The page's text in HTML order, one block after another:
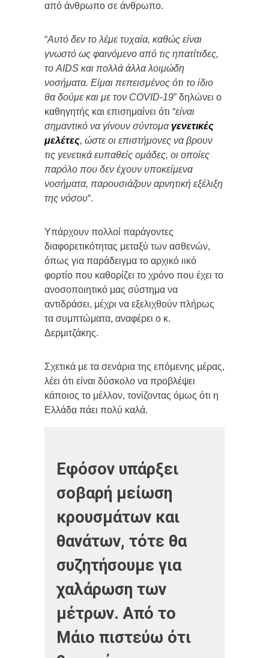
από άνθρωπο σε άνθρωπο.
“Αυτό δεν το λέμε τυχαία, καθώς είναι
γνωστό ως φαινόμενο από τις ηπατίτιδες,
το AIDS και πολλά άλλα λοιμώδη
νοσήματα. Είμαι πεπεισμένος ότι το ίδιο
θα δούμε και με τον COVID-19” δηλώνει ο
καθηγητής και επισημαίνει ότι “είναι
σημαντικό να γίνουν σύντομα γενετικές
μελέτες, ώστε οι επιστήμονες να βρουν
τις γενετικά ευπαθείς ομάδες, οι οποίες
παρόλο που δεν έχουν υποκείμενα
νοσήματα, παρουσιάζουν αρνητική εξέλιξη
της νόσου“.
Υπάρχουν πολλοί παράγοντες
διαφορετικότητας μεταξύ των ασθενών,
όπως για παράδειγμα το αρχικό ιικό
φορτίο που καθορίζει το χρόνο που έχει το
ανοσοποιητικό μας σύστημα να
αντιδράσει, μέχρι να εξελιχθούν πλήρως
τα συμπτώματα, αναφέρει ο κ.
Δερμιτζάκης.
Σχετικά με τα σενάρια της επόμενης μέρας,
λέει ότι είναι δύσκολο να προβλέψει
κάποιος το μέλλον, τονίζοντας όμως ότι η
Ελλάδα πάει πολύ καλά.
Εφόσον υπάρξει
σοβαρή μείωση
κρουσμάτων και
θανάτων, τότε θα
συζητήσουμε για
χαλάρωση των
μέτρων. Από το
Μάιο πιστεύω ότι